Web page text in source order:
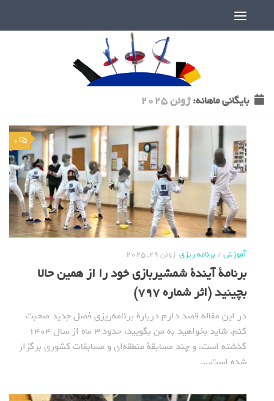
بایگانی‌ ماهانه:ژوئن 2025
0
آموزش/برنامه ریزی ژوئن 29, 2025
برنامة آیندة شمشیربازی خود را از همین حالا
بچینید (اثر شماره 797)
در این مقاله قصد دارم دربارة برنامه‌ریزی فصل جدید صحبت
کنم. شاید بخواهید به من بگویید، حدود 3 ماه از سال 1404
گذشته است، و چند مسابقة منطقه‌ای و مسابقات کشوری برگزار
شده است....